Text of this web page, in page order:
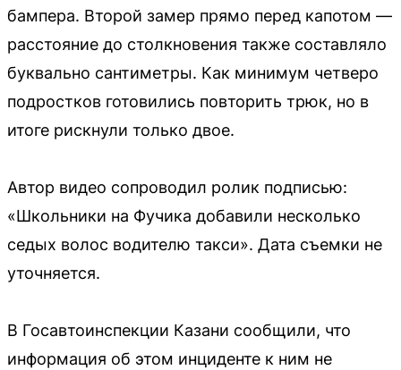
бампера. Второй замер прямо перед капотом —
расстояние до столкновения также составляло
буквально сантиметры. Как минимум четверо
подростков готовились повторить трюк, но в
итоге рискнули только двое.
Автор видео сопроводил ролик подписью:
«Школьники на Фучика добавили несколько
седых волос водителю такси». Дата съемки не
уточняется.
В Госавтоинспекции Казани сообщили, что
информация об этом инциденте к ним не